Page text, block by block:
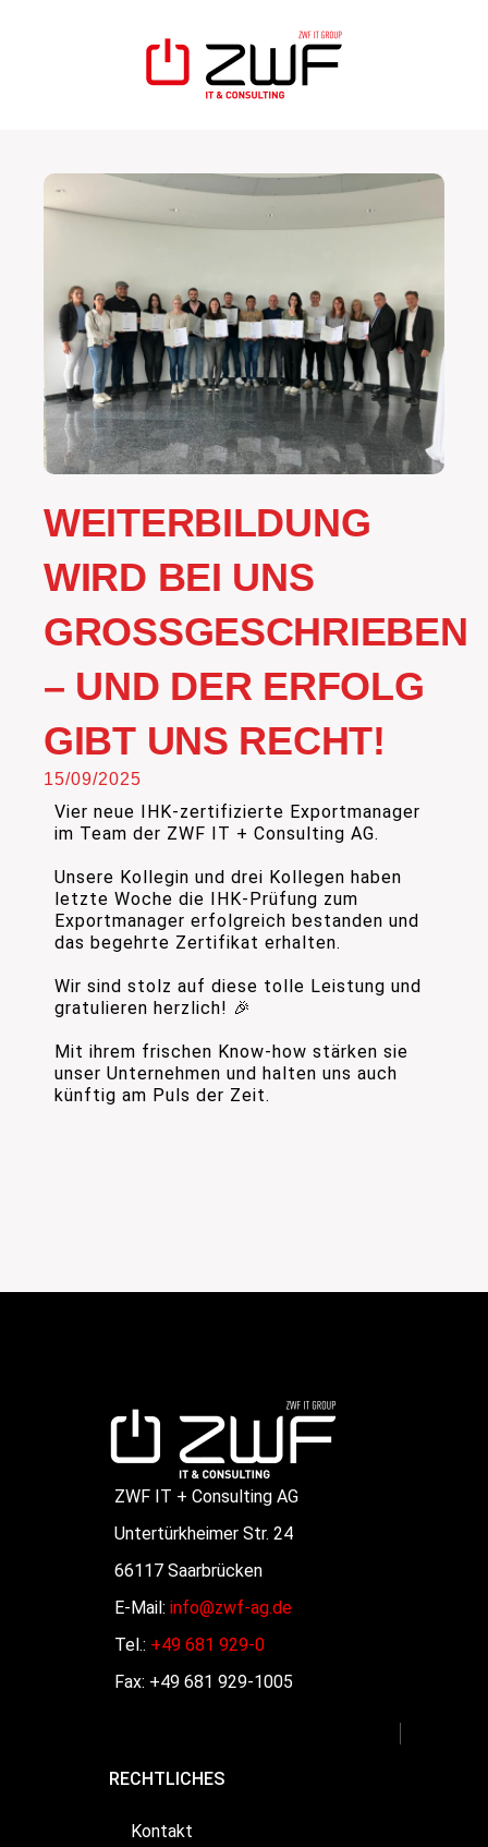
WEITERBILDUNG
WIRD BEI UNS
GROSSGESCHRIEBEN –
UND DER ERFOLG G
IBT UNS RECHT!
15/09/2025
Vier neue IHK-zertifizierte Exportmanager
im Team der ZWF IT + Consulting AG.
Unsere Kollegin und drei Kollegen haben
letzte Woche die IHK-Prüfung zum
Exportmanager erfolgreich bestanden und
das begehrte Zertifikat erhalten.
Wir sind stolz auf diese tolle Leistung und
gratulieren herzlich! 🎉
Mit ihrem frischen Know-how stärken sie
unser Unternehmen und halten uns auch
künftig am Puls der Zeit.
ZWF IT + Consulting AG
Untertürkheimer Str. 24
66117 Saarbrücken
E-Mail: info@zwf-ag.de
Tel.: +49 681 929-0
Fax: +49 681 929-1005
RECHTLICHES
Kontakt